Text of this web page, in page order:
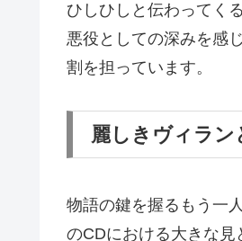
ひしひしと伝わってく
悪役としての深みを感
割を担っています。
麗しきヴィラン
物語の鍵を握るもう一
のCDにおける大きな見